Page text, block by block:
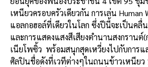
เหนียวครอบครัวเดียวกัน การเล่น
แอลกอฮอล์ที่เดียวในโลก ซึ่งปีนี้จะเป็นค
และการแสดงแสงสีเสียงตำนานสงกรานต์
เนียโพซิ้ว พร้อมสนุกสุดเหวี่ยงไปกับการแ
ศิลปินชื่อดังที่เวทีต่างๆในถนนข้าวเหนียว